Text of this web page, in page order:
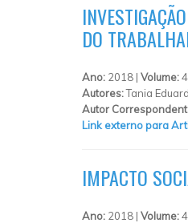
DO
Ano: 2018 | Volume:
Autores:Tania
Autor
Link externo para
IMPACTO
Ano: 2018 | Volume: